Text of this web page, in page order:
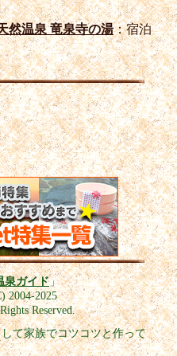
温泉 竜泉寺の湯：宿泊
泉ガイド」
2004-2025
Reserved.
て家族でコツコツと作って